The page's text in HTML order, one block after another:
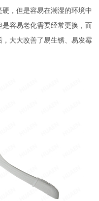
，但是容易在潮湿的环境中
容易老化需要经常更换，而
大大改善了易生锈、易发霉